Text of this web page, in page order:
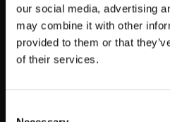
our social media, advertising
may combine it with other
provided to them or that
of their services.
takich jakHandicap Azjatycki, ze
oraz w zakładachOver/Under:
się wielu bramek, co może
strategię Czech.